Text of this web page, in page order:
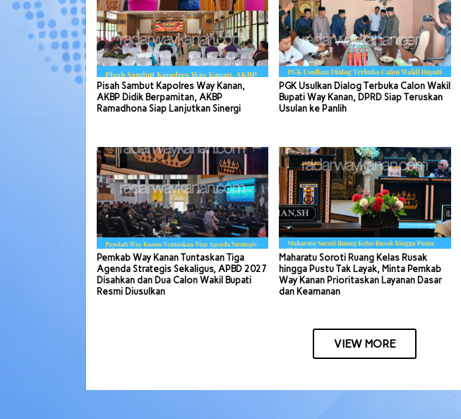
Pisah Sambut Kapolres Way Kanan,
AKBP Didik Berpamitan, AKBP
Ramadhona Siap Lanjutkan Sinergi
PGK Usulkan Dialog Terbuka Calon Wakil
Bupati Way Kanan, DPRD Siap Teruskan
Usulan ke Panlih
Pemkab Way Kanan Tuntaskan Tiga
Agenda Strategis Sekaligus, APBD 2027
Disahkan dan Dua Calon Wakil Bupati
Resmi Diusulkan
Maharatu Soroti Ruang Kelas Rusak
hingga Pustu Tak Layak, Minta Pemkab
Way Kanan Prioritaskan Layanan Dasar
dan Keamanan
VIEW MORE